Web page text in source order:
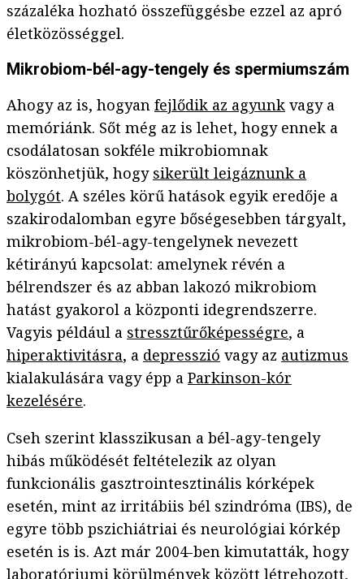
százaléka hozható összefüggésbe ezzel az apró
életközösséggel.
Mikrobiom-bél-agy-tengely és spermiumszám
Ahogy az is, hogyan fejlődik az agyunk vagy a
memóriánk. Sőt még az is lehet, hogy ennek a
csodálatosan sokféle mikrobiomnak
köszönhetjük, hogy sikerült leigáznunk a
bolygót. A széles körű hatások egyik eredője a
szakirodalomban egyre bőségesebben tárgyalt,
mikrobiom-bél-agy-tengelynek nevezett
kétirányú kapcsolat: amelynek révén a
bélrendszer és az abban lakozó mikrobiom
hatást gyakorol a központi idegrendszerre.
Vagyis például a stressztűrőképességre, a
hiperaktivitásra, a depresszió vagy az autizmus
kialakulására vagy épp a Parkinson-kór
kezelésére.
Cseh szerint klasszikusan a bél-agy-tengely
hibás működését feltételezik az olyan
funkcionális gasztrointesztinális kórképek
esetén, mint az irritábiis bél szindróma (IBS), de
egyre több pszichiátriai és neurológiai kórkép
esetén is is. Azt már 2004-ben kimutatták, hogy
laboratóriumi körülmények között létrehozott,